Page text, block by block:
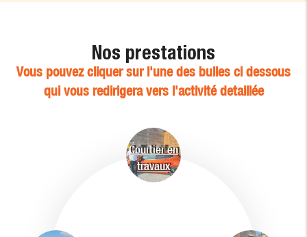
Nos prestations
Vous pouvez cliquer sur l'une des bulles ci dessous
qui vous redirigera vers l'activité detaillée
Courtier en
travaux